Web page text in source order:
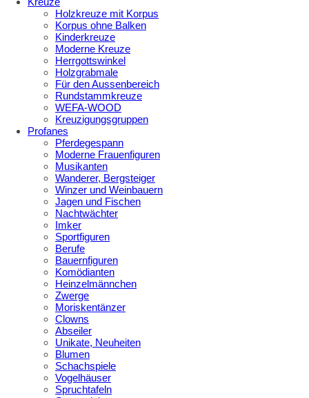
Holzkreuze mit Korpus
Korpus ohne Balken
Kinderkreuze
Moderne Kreuze
Herrgottswinkel
Holzgrabmale
Für den Aussenbereich
Rundstammkreuze
WEFA-WOOD
Kreuzigungsgruppen
Profanes
Pferdegespann
Moderne Frauenfiguren
Musikanten
Wanderer, Bergsteiger
Winzer und Weinbauern
Jagen und Fischen
Nachtwächter
Imker
Sportfiguren
Berufe
Bauernfiguren
Komödianten
Heinzelmännchen
Zwerge
Moriskentänzer
Clowns
Abseiler
Unikate, Neuheiten
Blumen
Schachspiele
Vogelhäuser
Spruchtafeln